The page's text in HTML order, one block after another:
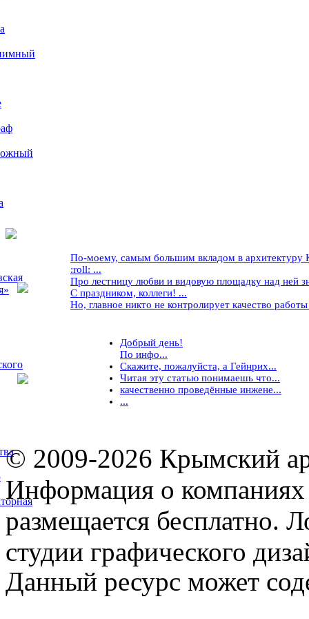
По-моему, самым большим вкладом в архитектуру
:roll: ...
Про лестницу любви и видовую площадку над ней
С праздником, коллеги! ...
Но, главное никто не контролирует качество
Добрый день!
По инфо...
Скажите, пожалуйста, а Гейнрих...
Читая эту статью понимаешь что...
качественно проведённые инжене...
...
© 2009-2026 Крымский
Информация о компаниях
размещается бесплатно.
студии графического
Данный ресурс может